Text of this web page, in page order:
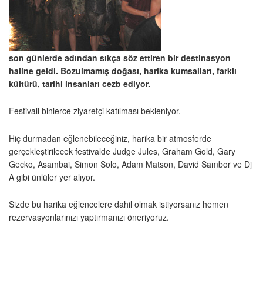
son günlerde adından sıkça söz ettiren bir destinasyon
haline geldi. Bozulmamış doğası, harika kumsalları, farklı
kültürü, tarihi insanları cezb ediyor.
Festivali binlerce ziyaretçi katılması bekleniyor.
Hiç durmadan eğlenebileceğiniz, harika bir atmosferde
gerçekleştirilecek festivalde Judge Jules, Graham Gold, Gary
Gecko, Asambai, Simon Solo, Adam Matson, David Sambor ve Dj
A gibi ünlüler yer alıyor.
Sizde bu harika eğlencelere dahil olmak istiyorsanız hemen
rezervasyonlarınızı yaptırmanızı öneriyoruz.